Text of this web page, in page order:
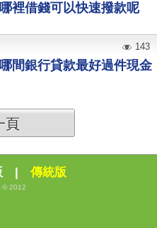
裡借錢可以快速撥款呢
間銀行貸款最好過件現金
143
頁
| 傳統版
© 2012